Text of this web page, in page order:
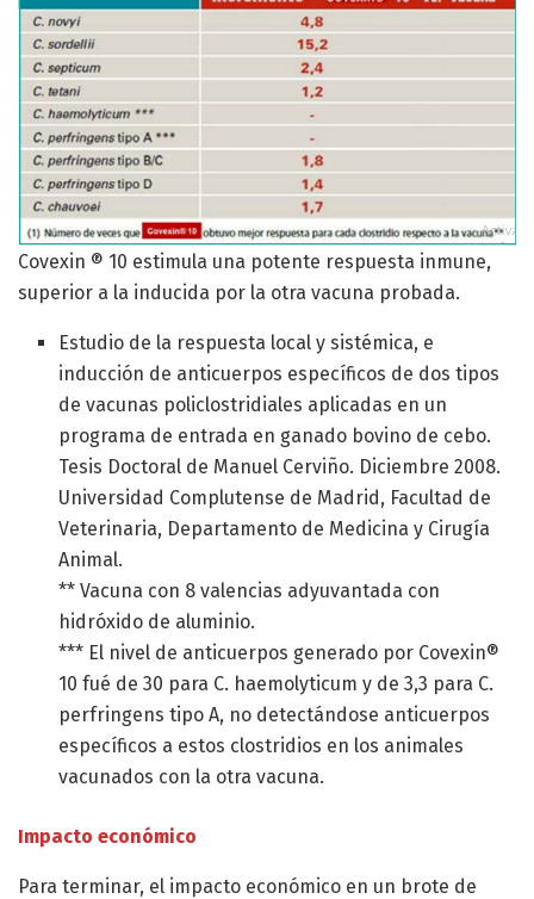
Covexin ® 10 estimula una potente respuesta inmune,
superior a la inducida por la otra vacuna probada.
Estudio de la respuesta local y sistémica, e
inducción de anticuerpos específicos de dos tipos
de vacunas policlostridiales aplicadas en un
programa de entrada en ganado bovino de cebo.
Tesis Doctoral de Manuel Cerviño. Diciembre 2008.
Universidad Complutense de Madrid, Facultad de
Veterinaria, Departamento de Medicina y Cirugía
Animal.
** Vacuna con 8 valencias adyuvantada con
hidróxido de aluminio.
*** El nivel de anticuerpos generado por Covexin®
10 fué de 30 para C. haemolyticum y de 3,3 para C.
perfringens tipo A, no detectándose anticuerpos
específicos a estos clostridios en los animales
vacunados con la otra vacuna.
Impacto económico
Para terminar, el impacto económico en un brote de